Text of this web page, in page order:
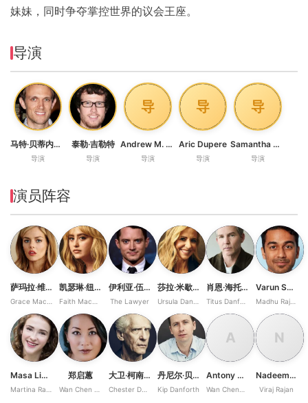
妹妹，同时争夺掌控世界的议会王座。
导演
马特·贝蒂内利-奥尔平
导演
泰勒·吉勒特
导演
导
Andrew M. Robinson
导演
导
Aric Dupere
导演
导
Samantha McMeekin
导演
演员阵容
萨玛拉·维文 凯瑟琳·纽顿 伊利亚·伍德
The Lawyer
莎拉·米歇尔·盖拉 肖恩·海托西 Varun Saranga
Madhu Rajan
Masa Lizdek 郑启蕙 大卫·柯南伯格
Chester Danforth
丹尼尔·贝恩
Kip Danforth
A
Antony Hall
N
Nadeem Umar-Khitab
Viraj Rajan